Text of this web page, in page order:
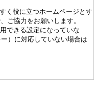
く役に立つホームページとす
ご協力をお願いします。
できる設定になっていな
）に対応していない場合は